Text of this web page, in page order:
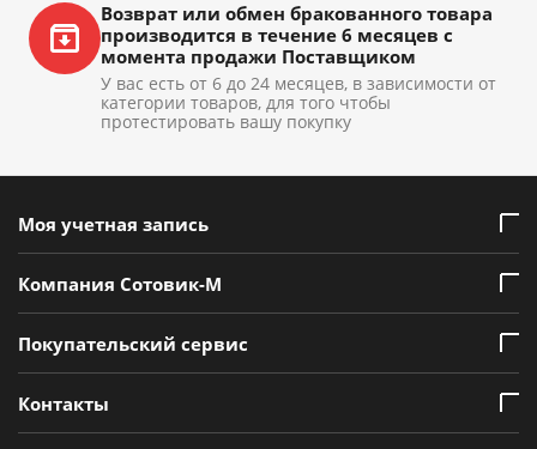
Возврат или обмен бракованного товара
производится в течение 6 месяцев с
момента продажи Поставщиком
У вас есть от 6 до 24 месяцев, в зависимости от
категории товаров, для того чтобы
протестировать вашу покупку
Моя учетная запись
Компания Сотовик-М
Покупательский сервис
Контакты